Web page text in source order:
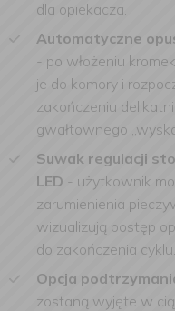
dla opiekacza.
Automatyczne
- po włożeniu
je do komory i
zakończeniu
gwałtownego
Suwak regulacji
LED - użytkownik
zarumienienia
wizualizują postęp
do zakończenia cyklu.
Opcja
zostaną wyjęte w